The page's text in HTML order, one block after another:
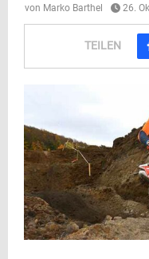
von Marko Barthel 26.
TEILEN